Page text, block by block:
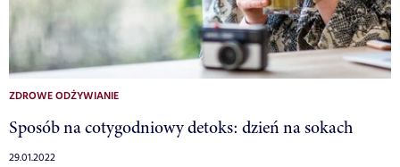
ZDROWE ODŻYWIANIE
Sposób na cotygodniowy detoks: dzień na sokach
29.01.2022